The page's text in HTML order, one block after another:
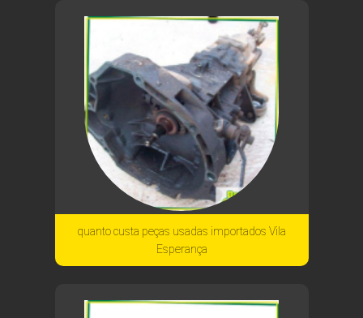
quanto custa peças usadas importados Vila
Esperança